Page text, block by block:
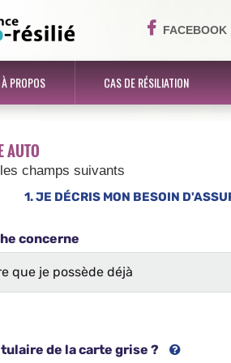
FACEBOOK
À PROPOS CAS DE RÉSILIATION
AUTO
champs suivants